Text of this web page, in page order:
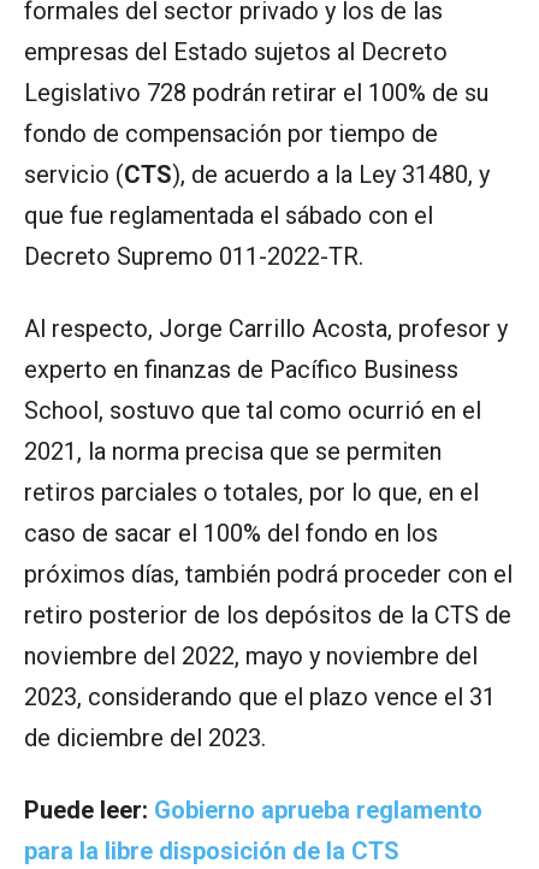
formales del sector privado y los de las
empresas del Estado sujetos al Decreto
Legislativo 728 podrán retirar el 100% de su
fondo de compensación por tiempo de
servicio (CTS), de acuerdo a la Ley 31480, y
que fue reglamentada el sábado con el
Decreto Supremo 011-2022-TR.
Al respecto, Jorge Carrillo Acosta, profesor y
experto en finanzas de Pacífico Business
School, sostuvo que tal como ocurrió en el
2021, la norma precisa que se permiten
retiros parciales o totales, por lo que, en el
caso de sacar el 100% del fondo en los
próximos días, también podrá proceder con el
retiro posterior de los depósitos de la CTS de
noviembre del 2022, mayo y noviembre del
2023, considerando que el plazo vence el 31
de diciembre del 2023.
Puede leer: Gobierno aprueba reglamento
para la libre disposición de la CTS